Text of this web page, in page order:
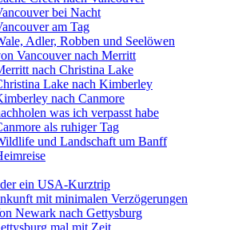
bei Nacht
am Tag
Adler, Robben und Seelöwen
Vancouver nach Merritt
nach Christina Lake
Lake nach Kimberley
nach Canmore
was ich verpasst habe
als ruhiger Tag
und Landschaft um Banff
ein USA-Kurztrip
mit minimalen Verzögerungen
Newark nach Gettysburg
mal mit Zeit